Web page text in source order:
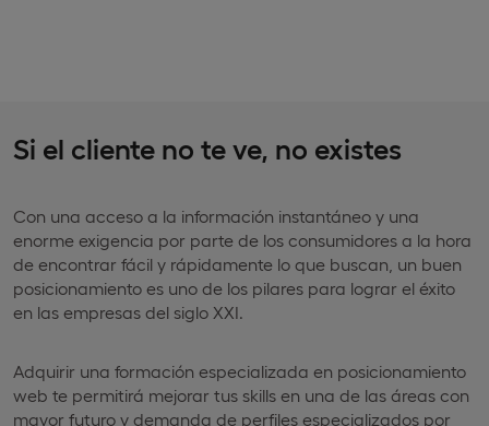
Si el cliente no te ve, no existes
Con una acceso a la información instantáneo y una
enorme exigencia por parte de los consumidores a la hora
de encontrar fácil y rápidamente lo que buscan, un buen
posicionamiento es uno de los pilares para lograr el éxito
en las empresas del siglo XXI.
Adquirir una formación especializada en posicionamiento
web te permitirá mejorar tus skills en una de las áreas con
mayor futuro y demanda de perfiles especializados por